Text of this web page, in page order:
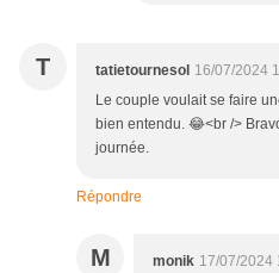
T tatietournesol 16/07/2024
Le couple voulait se faire
bien entendu. 😂<br />
journée.
Répondre
M monik 17/07/2024